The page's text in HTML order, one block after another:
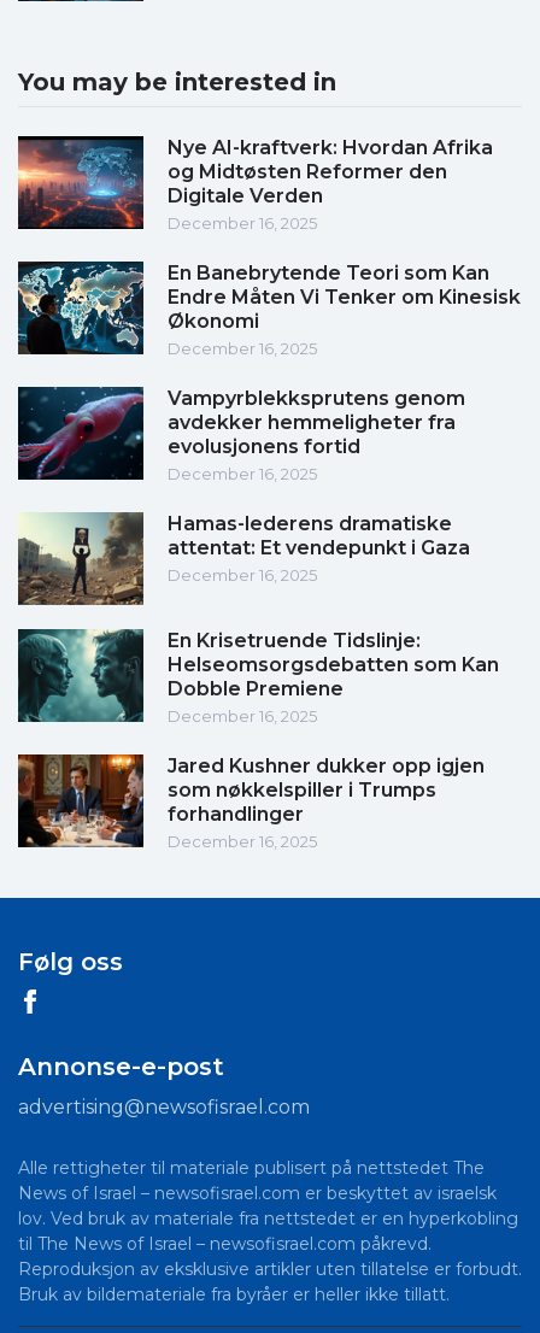
You may be interested in
Nye AI-kraftverk: Hvordan Afrika
og Midtøsten Reformer den
Digitale Verden
December 16, 2025
En Banebrytende Teori som Kan
Endre Måten Vi Tenker om Kinesisk
Økonomi
December 16, 2025
Vampyrblekksprutens genom
avdekker hemmeligheter fra
evolusjonens fortid
December 16, 2025
Hamas-lederens dramatiske
attentat: Et vendepunkt i Gaza
December 16, 2025
En Krisetruende Tidslinje:
Helseomsorgsdebatten som Kan
Dobble Premiene
December 16, 2025
Jared Kushner dukker opp igjen
som nøkkelspiller i Trumps
forhandlinger
December 16, 2025
Følg oss
Annonse-e-post
advertising@newsofisrael.com
Alle rettigheter til materiale publisert på nettstedet The
News of Israel – newsofisrael.com er beskyttet av israelsk
lov. Ved bruk av materiale fra nettstedet er en hyperkobling
til The News of Israel – newsofisrael.com påkrevd.
Reproduksjon av eksklusive artikler uten tillatelse er forbudt.
Bruk av bildemateriale fra byråer er heller ikke tillatt.